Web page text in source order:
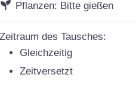
Pflanzen: Bitte gießen
Zeitraum des Tausches:
Gleichzeitig
Zeitversetzt